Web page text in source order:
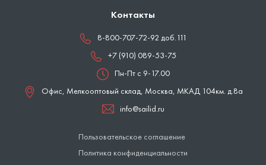
Контакты
8-800-707-72-92 доб.111
+7 (910) 089-53-75
Пн-Пт с 9-17.00
Офис, Мелкооптовый склад, Москва, МКАД 104км. д.8а
info@sailid.ru
Пользовательское соглашение
Политика конфиденциальности